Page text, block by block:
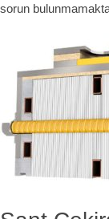
sorun